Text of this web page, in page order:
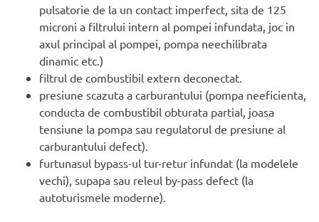
pulsatorie de la un contact imperfect, sita de 125
microni a filtrului intern al pompei infundata, joc in
axul principal al pompei, pompa neechilibrata
dinamic etc.)
filtrul de combustibil extern deconectat.
presiune scazuta a carburantului (pompa neeficienta,
conducta de combustibil obturata partial, joasa
tensiune la pompa sau regulatorul de presiune al
carburantului defect).
furtunasul bypass-ul tur-retur infundat (la modelele
vechi), supapa sau releul by-pass defect (la
autoturismele moderne).